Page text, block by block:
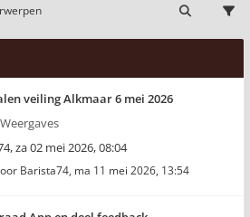
veiling Alkmaar 6 mei 2026
,za 02 mei 2026, 08:04
Barista74, ma 11 mei 2026, 13:54